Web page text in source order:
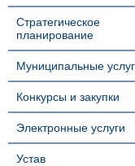
Стратегическое
планирование
Муниципальные
Конкурсы и закупки
Электронные услуги
Устав